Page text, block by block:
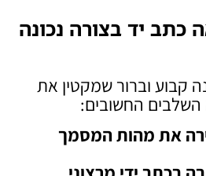
כתב יד בצורה נכונה
קבוע וברור שמקטין את
השלבים החשובים:
את מהות המסמך